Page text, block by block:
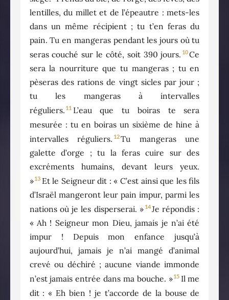
lentilles, du millet et de l’épeautre : mets-les
dans un même récipient ; tu t’en feras du
pain. Tu en mangeras pendant les jours où tu
seras couché sur le côté, soit 390 jours. 10Ce
sera la nourriture que tu mangeras ; tu en
pèseras des rations de vingt sicles par jour ;
tu les mangeras à intervalles
réguliers. 11 L’eau que tu boiras te sera
mesurée : tu en boiras un sixième de hine à
intervalles réguliers. 12Tu mangeras une
galette d’orge ; tu la feras cuire sur des
excréments humains, devant leurs yeux.
»13 Et le Seigneur dit : « C’est ainsi que les fils
d’Israël mangeront leur pain impur, parmi les
nations où je les disperserai. » 14Je répondis :
« Ah ! Seigneur mon Dieu, jamais je n’ai été
impur ! Depuis mon enfance jusqu’à
aujourd’hui, jamais je n’ai mangé d’animal
crevé ou déchiré ; aucune viande immonde
n’est jamais entrée dans ma bouche. »15 Il me
dit : « Eh bien ! je t’accorde de la bouse de